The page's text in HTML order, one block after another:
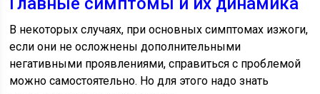
В некоторых случаях, при основных симптомах изжоги,
если они не осложнены дополнительными
негативными проявлениями, справиться с проблемой
можно самостоятельно. Но для этого надо знать